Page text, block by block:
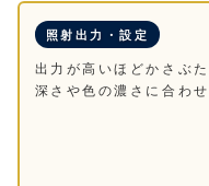
照射出力・設定
出力が高いほどかさぶ
深さや色の濃さに合わ